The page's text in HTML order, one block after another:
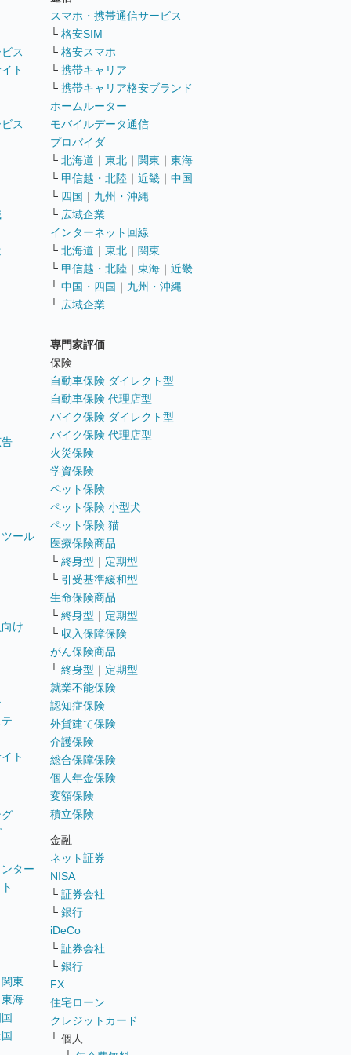
ス
ト
ス
ール
け
ト
ター
関東
東海
スマホ・携帯通信サービス
└ 格安SIM
└ 格安スマホ
└ 携帯キャリア
└ 携帯キャリア格安ブランド
ホームルーター
モバイルデータ通信
プロバイダ
└ 北海道 ｜ 東北 ｜ 関東 ｜ 東海
└ 甲信越・北陸 ｜ 近畿 ｜ 中国
└ 四国 ｜ 九州・沖縄
└ 広域企業
インターネット回線
└ 北海道 ｜ 東北 ｜ 関東
└ 甲信越・北陸 ｜ 東海 ｜ 近畿
└ 中国・四国 ｜ 九州・沖縄
└ 広域企業
専門家評価
保険
自動車保険 ダイレクト型
自動車保険 代理店型
バイク保険 ダイレクト型
バイク保険 代理店型
火災保険
学資保険
ペット保険
ペット保険 小型犬
ペット保険 猫
医療保険商品
└ 終身型 ｜ 定期型
└ 引受基準緩和型
生命保険商品
└ 終身型 ｜ 定期型
└ 収入保障保険
がん保険商品
└ 終身型 ｜ 定期型
就業不能保険
認知症保険
外貨建て保険
介護保険
総合保障保険
個人年金保険
変額保険
積立保険
金融
ネット証券
NISA
└ 証券会社
└ 銀行
iDeCo
└ 証券会社
└ 銀行
FX
住宅ローン
クレジットカード
└ 個人